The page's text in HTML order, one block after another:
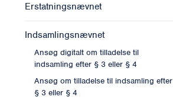
Erstatningsnævnet
Indsamlingsnævnet
Ansøg digitalt om tilladelse til
indsamling efter § 3 eller § 4
Ansøg om tilladelse til indsamling efter
§ 3 eller § 4